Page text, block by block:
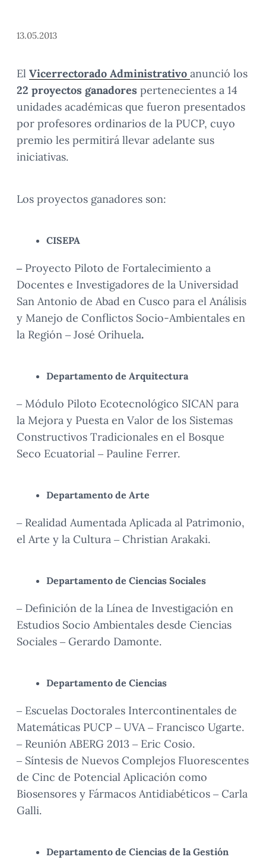
13.05.2013
El Vicerrectorado Administrativo anunció los
22 proyectos ganadores pertenecientes a 14
unidades académicas que fueron presentados
por profesores ordinarios de la PUCP, cuyo
premio les permitirá llevar adelante sus
iniciativas.
Los proyectos ganadores son:
CISEPA
– Proyecto Piloto de Fortalecimiento a
Docentes e Investigadores de la Universidad
San Antonio de Abad en Cusco para el Análisis
y Manejo de Conflictos Socio-Ambientales en
la Región – José Orihuela.
Departamento de Arquitectura
– Módulo Piloto Ecotecnológico SICAN para
la Mejora y Puesta en Valor de los Sistemas
Constructivos Tradicionales en el Bosque
Seco Ecuatorial – Pauline Ferrer.
Departamento de Arte
– Realidad Aumentada Aplicada al Patrimonio,
el Arte y la Cultura – Christian Arakaki.
Departamento de Ciencias Sociales
– Definición de la Línea de Investigación en
Estudios Socio Ambientales desde Ciencias
Sociales – Gerardo Damonte.
Departamento de Ciencias
– Escuelas Doctorales Intercontinentales de
Matemáticas PUCP – UVA – Francisco Ugarte.
– Reunión ABERG 2013 – Eric Cosio.
– Síntesis de Nuevos Complejos Fluorescentes
de Cinc de Potencial Aplicación como
Biosensores y Fármacos Antidiabéticos – Carla
Galli.
Departamento de Ciencias de la Gestión